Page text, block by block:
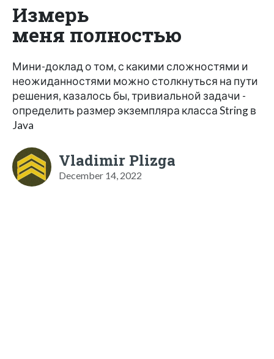
Измерь
меня полностью
Мини-доклад о том, с какими сложностями и
неожиданностями можно столкнуться на пути
решения, казалось бы, тривиальной задачи -
определить размер экземпляра класса String в
Java
Vladimir Plizga
December 14, 2022